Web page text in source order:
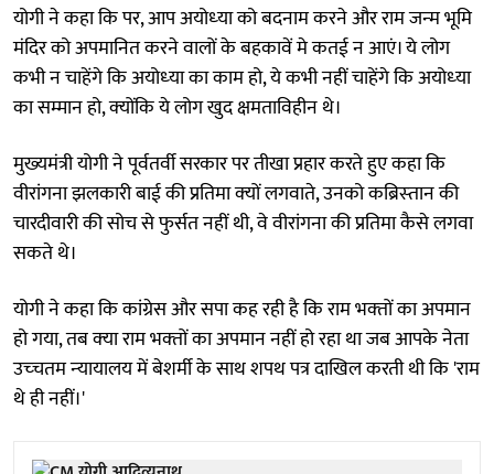
योगी ने कहा कि पर, आप अयोध्‍या को बदनाम करने और राम जन्‍म भूमि
मंदिर को अपमानित करने वालों के बहकावें मे कतई न आएं। ये लोग
कभी न चाहेंगे कि अयोध्‍या का काम हो, ये कभी नहीं चाहेंगे कि अयोध्‍या
का सम्मान हो, क्‍योंकि ये लोग खुद क्षमताविहीन थे।
मुख्‍यमंत्री योगी ने पूर्वतर्वी सरकार पर तीखा प्रहार करते हुए कहा कि
वीरांगना झलकारी बाई की प्रतिमा क्‍यों लगवाते, उनको कब्रिस्‍तान की
चारदीवारी की सोच से फुर्सत नहीं थी, वे वीरांगना की प्रतिमा कैसे लगवा
सकते थे।
योगी ने कहा कि कांग्रेस और सपा कह रही है कि राम भक्‍तों का अपमान
हो गया, तब क्‍या राम भक्‍तों का अपमान नहीं हो रहा था जब आपके नेता
उच्‍चतम न्‍यायालय में बेशर्मी के साथ शपथ पत्र दाखिल करती थी कि 'राम
थे ही नहीं।'